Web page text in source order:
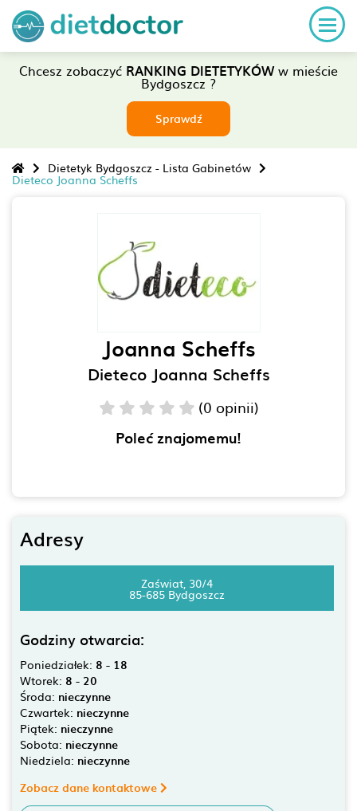
Chcesz zobaczyć RANKING DIETETYKÓWw mieście
Bydgoszcz ?
Sprawdź
Dietetyk Bydgoszcz - Lista Gabinetów
Dieteco Joanna Scheffs
Joanna Scheffs
Dieteco Joanna Scheffs
(0 opinii)
Poleć znajomemu!
Adresy
Zaświat, 30/4
85-685 Bydgoszcz
Godziny otwarcia:
Poniedziałek: 8 - 18
Wtorek: 8 - 20
Środa: nieczynne
Czwartek: nieczynne
Piątek: nieczynne
Sobota: nieczynne
Niedziela: nieczynne
Zobacz dane kontaktowe